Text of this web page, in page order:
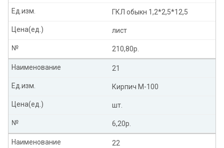
ГКЛ обыкн 1,2*2,5*12,5
Ед.изм.
лист
Цена(ед.)
210,80р.
№
21
Наименование
Кирпич М-100
Ед.изм.
шт.
Цена(ед.)
6,20р.
№
22
Наименование